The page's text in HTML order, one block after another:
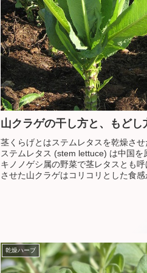
山クラゲの干し方と、もどし
茎くらげとはステムレタスを乾燥させ
ステムレタス (stem lettuce) は中国を
キノノゲシ属の野菜で茎レタスとも
させた山クラゲはコリコリとした食感
乾燥ハーブ